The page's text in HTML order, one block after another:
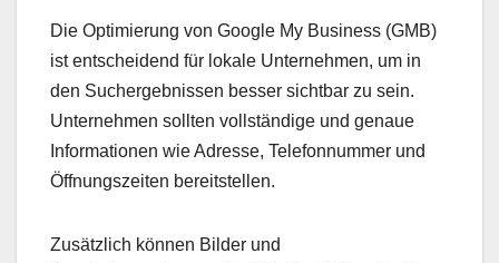
Die Optimierung von Google My Business (GMB)
ist entscheidend für lokale Unternehmen, um in
den Suchergebnissen besser sichtbar zu sein.
Unternehmen sollten vollständige und genaue
Informationen wie Adresse, Telefonnummer und
Öffnungszeiten bereitstellen.
Zusätzlich können Bilder und